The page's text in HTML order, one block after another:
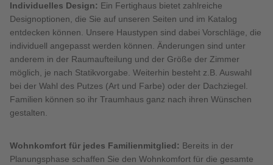
Individuelles Design: Ein Fertighaus bietet zahlreiche
Designoptionen, die Sie auf unseren Seiten und im Katalog
entdecken können. Unsere Haustypen sind dabei Vorschläge, die
individuell angepasst werden können. Änderungen sind unter
anderem in der Raumaufteilung und der Größe der Zimmer
möglich, je nach Statikvorgabe. Weiterhin besteht z.B. Auswahl
bei der Wahl des Putzes (Art und Farbe) oder der Dachziegel.
Familien können so ihr Traumhaus ganz nach ihren Wünschen
gestalten.
Wohnkomfort für jedes Familienmitglied: Bereits in der
Planungsphase schaffen Sie den Wohnkomfort für die gesamte